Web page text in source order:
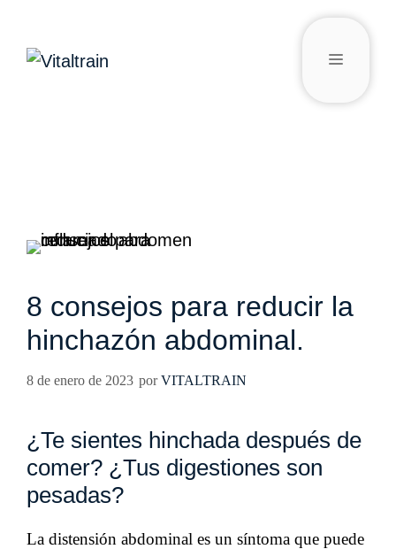
8 consejos para reducir la
hinchazón abdominal.
8 de enero de 2023 porVITALTRAIN
¿Te sientes hinchada después de
comer? ¿Tus digestiones son
pesadas?
La distensión abdominal es un síntoma que puede